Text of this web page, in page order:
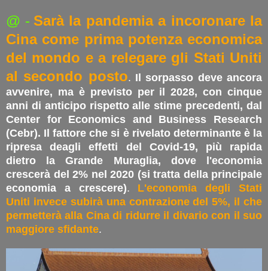
@ - Sarà la pandemia a incoronare la
Cina come prima potenza economica
del mondo e a relegare gli Stati Uniti
al secondo posto. Il sorpasso deve ancora
avvenire, ma è previsto per il 2028, con cinque
anni di anticipo rispetto alle stime precedenti, dal
Center for Economics and Business Research
(Cebr). Il fattore che si è rivelato determinante è la
ripresa deagli effetti del Covid-19, più rapida
dietro la Grande Muraglia, dove l'economia
crescerà del 2% nel 2020 (si tratta della principale
economia a crescere). L'economia degli Stati
Uniti invece subirà una contrazione del 5%, il che
permetterà alla Cina di ridurre il divario con il suo
maggiore sfidante.